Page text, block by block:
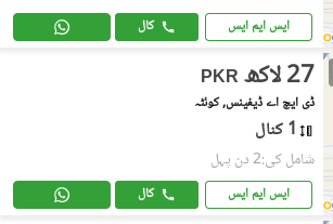
ایس ایم ایس کال
PKR 27 لاکھ
ڈی ایچ اے ڈیفینس, کوئٹہ
1 کنال
شامل کی:2 دن پہل
ایس ایم ایس کال